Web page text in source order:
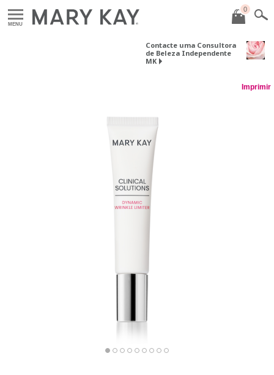
MENU
0
Contacte uma Consultora
de Beleza Independente
MK
Imprimir